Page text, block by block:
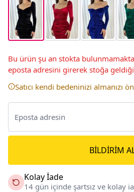
Bu ürün şu an stokta
eposta adresini girerek stoğa
Satıcı kendi bedeninizi almanızı
BILDIRIM
Kolay İade
14 gün içinde şartsız ve kolay